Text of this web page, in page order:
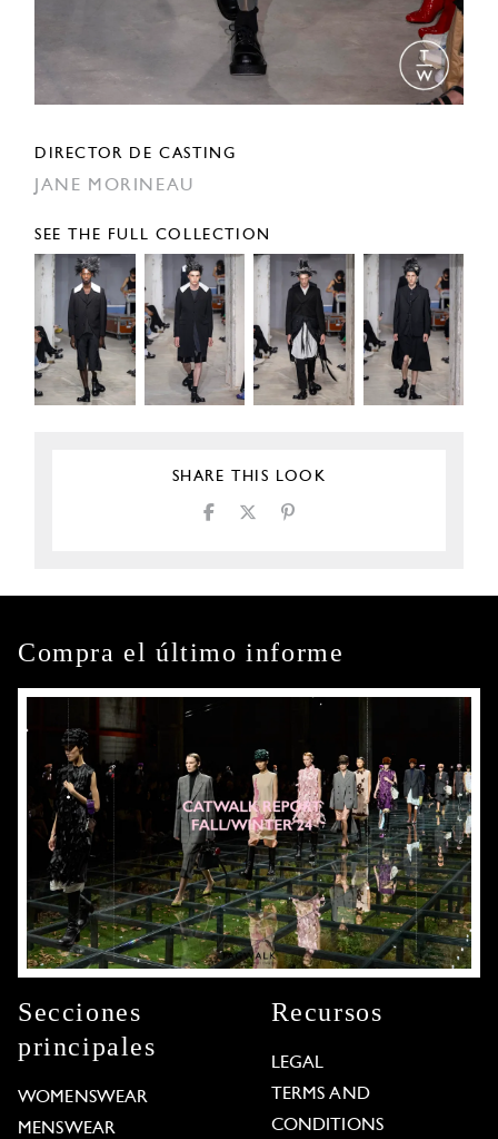
DIRECTOR DE CASTING
JANE MORINEAU
SEE THE FULL COLLECTION
SHARE THIS LOOK
Compra el último informe
Secciones
principales
WOMENSWEAR
MENSWEAR
Recursos
LEGAL
TERMS AND
CONDITIONS